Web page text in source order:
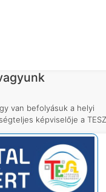
van befolyásuk a helyi
képviselője a